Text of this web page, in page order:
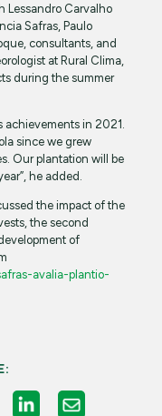
Lessandro Carvalho
Safras, Paulo
consultants, and
at Rural Clima,
during the summer
achievements in 2021.
since we grew
Our plantation will be
he added.
the impact of the
the second
of
avalia-plantio-